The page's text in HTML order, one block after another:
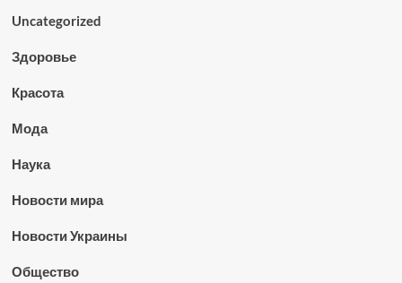
Uncategorized
Здоровье
Красота
Мода
Наука
Новости мира
Новости Украины
Общество